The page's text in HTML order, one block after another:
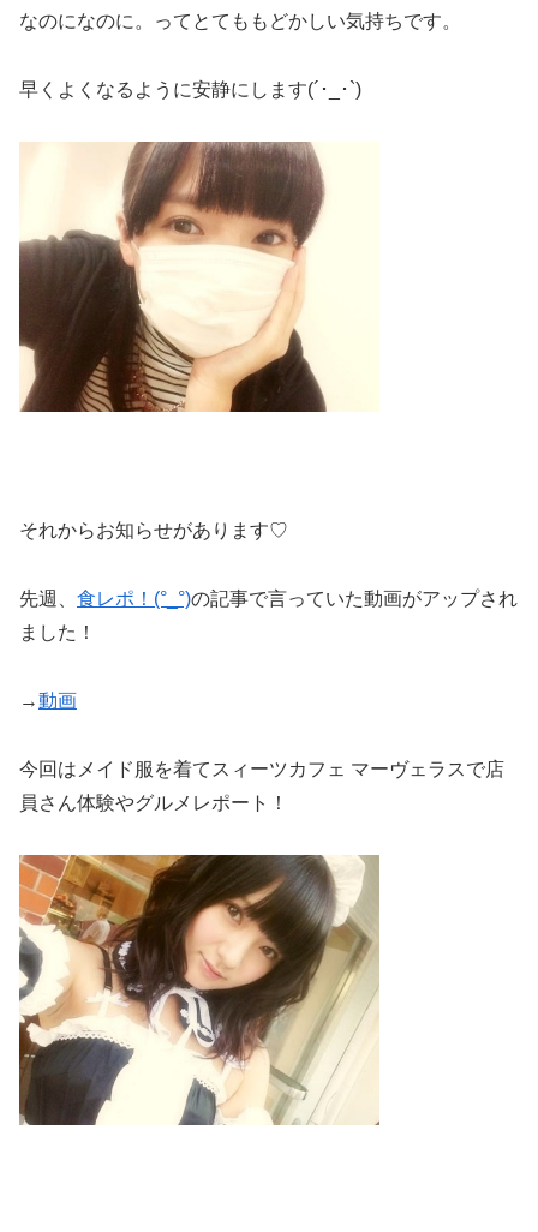
なのになのに。ってとてももどかしい気持ちです。
早くよくなるように安静にします(´･_･`)
それからお知らせがあります♡
先週、 食レポ！(°_°)の記事で言っていた動画がアップされ
ました！
→動画
今回はメイド服を着てスィーツカフェ マーヴェラスで店
員さん体験やグルメレポート！